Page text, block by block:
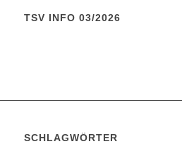
TSV INFO 03/2026
SCHLAGWÖRTER